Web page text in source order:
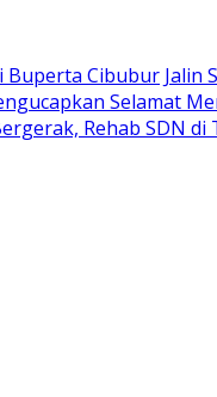
Buperta Cibubur Jalin
Selamat
Rehab SDN